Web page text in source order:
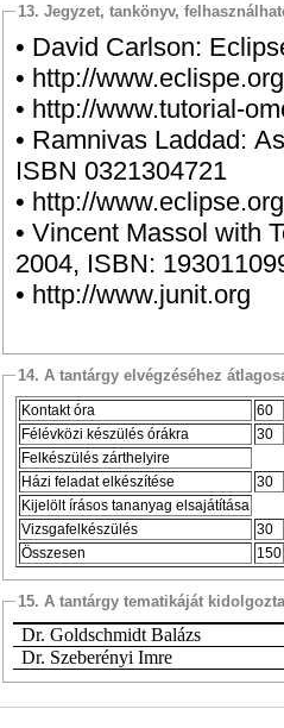
13. Jegyzet, tankönyv,
• David Carlson:
• http://www.eclispe.org
• http://www.tutorial-
• Ramnivas Laddad: Aspect Oriented Refactoring, Addison-Wesley, 2006,
ISBN 0321304721
• http://
• Vincent Massol with Ted Husted : JUnit in Action, Manning Publications,
2004, ISBN:
• http://www.junit.org
14. A tantárgy elvégzéséhez
Kontakt óra
60
Félévközi készülés órákra
30
Felkészülés zárthelyire
Házi feladat elkészítése
30
Kijelölt írásos tananyag elsajátítása
Vizsgafelkészülés
30
Összesen
150
15. A tantárgy tematikáját kidolgozta
Dr. Goldschmidt Balázs
Dr. Szeberényi Imre